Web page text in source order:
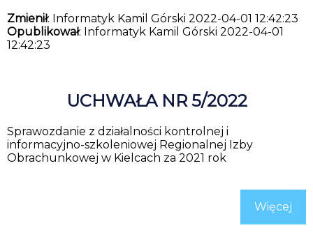
Zmienił: Informatyk Kamil Górski 2022-04-01 12:42:23
Opublikował: Informatyk Kamil Górski 2022-04-01
12:42:23
UCHWAŁA NR 5/2022
Sprawozdanie z działalności kontrolnej i
informacyjno-szkoleniowej Regionalnej Izby
Obrachunkowej w Kielcach za 2021 rok
Więcej